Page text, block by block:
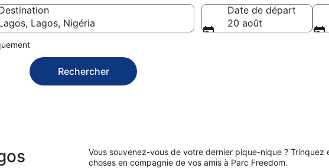
Lagos, Nigéria
Date de départ
20 août
Rechercher
Vous souvenez-vous de votre dernier pique-nique ? Trinquez
choses en compagnie de vos amis à Parc Freedom.